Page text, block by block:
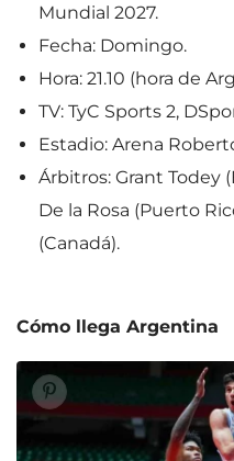
Mundial 2027.
Fecha: Domingo.
Hora: 21.10 (hora de
TV: TyC Sports 2,
Estadio: Arena
Árbitros: Grant Todey
De la Rosa (Puerto
(Canadá).
Cómo llega Argentina